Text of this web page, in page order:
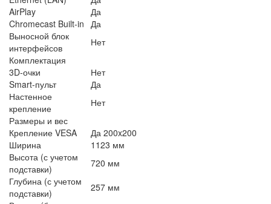
AirPlay
Да
Chromecast Built-in
Да
Выносной блок
интерфейсов
Нет
Комплектация
3D-очки
Нет
Smart-пульт
Да
Настенное
крепление
Нет
Размеры и вес
Крепление VESA
Да 200x200
Ширина
1123 мм
Высота (с учетом
подставки)
720 мм
Глубина (с учетом
подставки)
257 мм